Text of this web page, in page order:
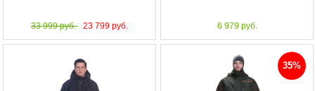
33 999 руб. 23 799 руб. 6 979 руб.
35%